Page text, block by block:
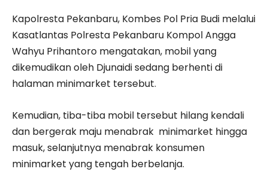
Kapolresta Pekanbaru, Kombes Pol Pria Budi melalui
Kasatlantas Polresta Pekanbaru Kompol Angga
Wahyu Prihantoro mengatakan, mobil yang
dikemudikan oleh Djunaidi sedang berhenti di
halaman minimarket tersebut.
Kemudian, tiba-tiba mobil tersebut hilang kendali
dan bergerak maju menabrak minimarket hingga
masuk, selanjutnya menabrak konsumen
minimarket yang tengah berbelanja.